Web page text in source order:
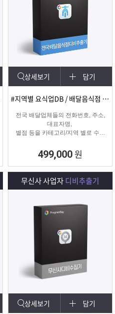
상세보기 담기
#지역별 요식업DB / 배달음식점 전화번호
전국 배달업체들의 전화번호, 주소,
대표자명,
별점 등을 카테고리/지역 별로 수집
타겟 마케팅용 DB를 수집해주는 프
로그램입니다.
499,000 원
무신사 사업자디비추출기
상세보기 담기